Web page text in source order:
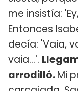
me insistía:
Entonces
decía: 'Vaia,
vaia...'.
arrodilló.Mi